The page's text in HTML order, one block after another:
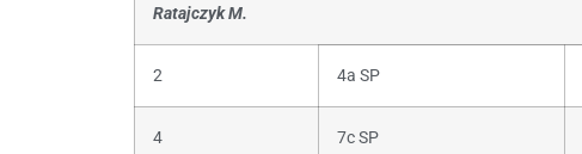
Ratajczyk M.
2 4a SP
4 7c SP